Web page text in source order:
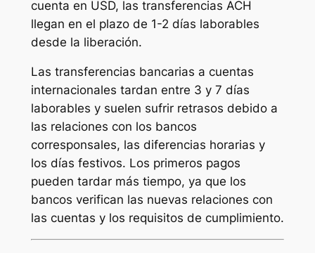
cuenta en USD, las transferencias ACH
llegan en el plazo de 1-2 días laborables
desde la liberación.
Las transferencias bancarias a cuentas
internacionales tardan entre 3 y 7 días
laborables y suelen sufrir retrasos debido a
las relaciones con los bancos
corresponsales, las diferencias horarias y
los días festivos. Los primeros pagos
pueden tardar más tiempo, ya que los
bancos verifican las nuevas relaciones con
las cuentas y los requisitos de cumplimiento.